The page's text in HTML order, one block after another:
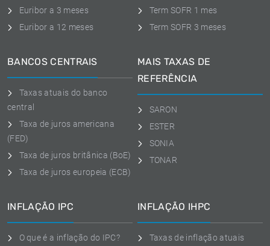
Euribor a 3 meses
Euribor a 12 meses
Term SOFR 1 mes
Term SOFR 3 meses
BANCOS CENTRAIS
Taxas atuais do banco
central
Taxa de juros americana
(FED)
Taxa de juros britânica (BoE)
Taxa de juros europeia (ECB)
MAIS TAXAS DE
REFERÊNCIA
SARON
ESTER
SONIA
TONAR
INFLAÇÃO IPC
O que é a inflação do IPC?
INFLAÇÃO IHPC
Taxas de inflação atuais